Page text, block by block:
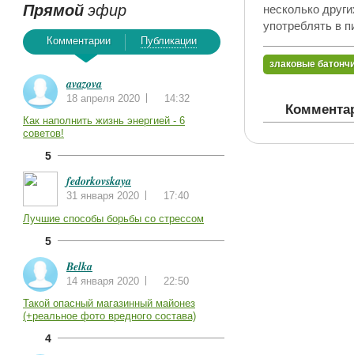
несколько
употреблять в
злаковые
Прямойэфир
Комментарии Публикации
avazova
18 апреля 2020
14:32
Как наполнить жизнь энергией - 6
советов!
5
fedorkovskaya
31 января 2020
17:40
Лучшие способы борьбы со стрессом
5
Belka
14 января 2020
22:50
Такой опасный магазинный майонез
(+реальное фото вредного состава)
4